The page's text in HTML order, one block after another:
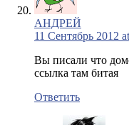
АНДРЕЙ
11 Сентябрь 2012
Вы писали что
ссылка там битая
Ответить